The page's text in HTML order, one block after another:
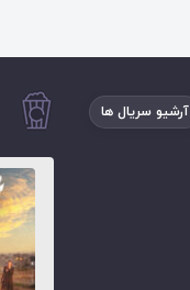
آرشیو سریال ها